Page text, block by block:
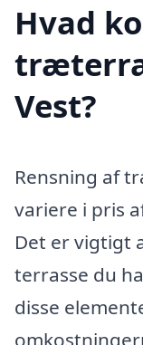
Hvad
Vest?
Rensning af
variere i pris
Det er vigtigt
terrasse du
disse